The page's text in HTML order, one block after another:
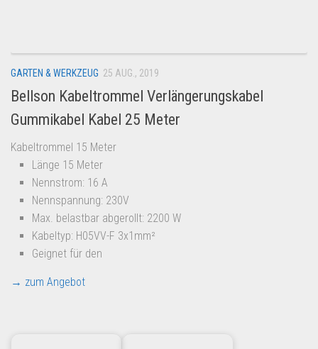
Amazon
Aldi
Lidl
Kostenlos verkaufen
Anmelden
Kostenlos Registrieren
Newsletter
GARTEN & WERKZEUG 25 AUG., 2019
Bellson Kabeltrommel Verlängerungskabel
Gummikabel Kabel 25 Meter
Kabeltrommel 15 Meter
Länge 15 Meter
Nennstrom: 16 A
Nennspannung: 230V
Max. belastbar abgerollt: 2200 W
Kabeltyp: H05VV-F 3x1mm²
Geignet für den
→ zum Angebot